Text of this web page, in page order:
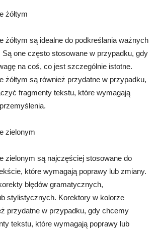
żółtym
żółtym są idealne do podkreślania ważnych
one często stosowane w przypadku, gdy
na coś, co jest szczególnie istotne.
żółtym są również przydatne w przypadku,
fragmenty tekstu, które wymagają
zielonym
zielonym są najczęściej stosowane do
które wymagają poprawy lub zmiany.
błędów gramatycznych,
stylistycznych. Korektory w kolorze
przydatne w przypadku, gdy chcemy
tekstu, które wymagają poprawy lub